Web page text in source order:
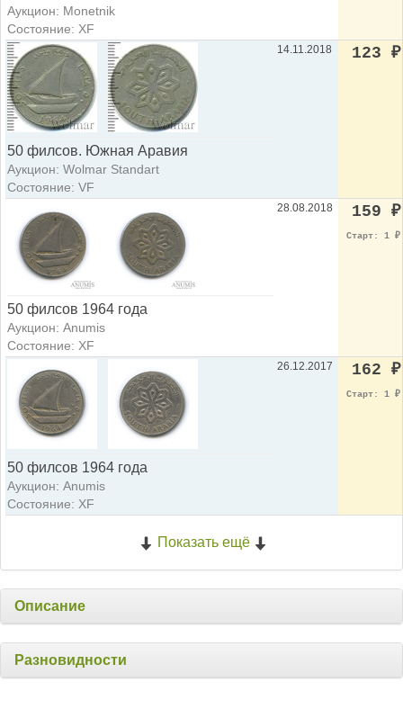
Аукцион: Monetnik
Состояние: XF
50 филсов. Южная Аравия
Аукцион: Wolmar Standart
Состояние: VF
14.11.2018 123 ₽
50 филсов 1964 года
Аукцион: Anumis
Состояние: XF
28.08.2018 159 ₽
Старт: 1 ₽
50 филсов 1964 года
Аукцион: Anumis
Состояние: XF
26.12.2017 162 ₽
Старт: 1 ₽
Показать ещё
Описание
Разновидности